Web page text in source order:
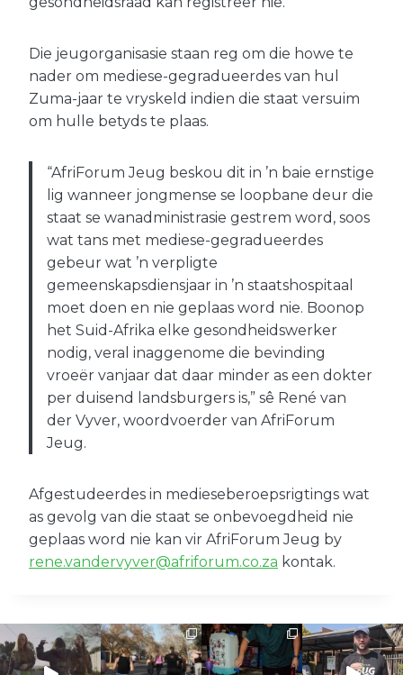
Die jeugorganisasie staan reg om die howe te
nader om mediese-gegradueerdes van hul
Zuma-jaar te vryskeld indien die staat versuim
om hulle betyds te plaas.
“AfriForum Jeug beskou dit in ’n baie ernstige
lig wanneer jongmense se loopbane deur die
staat se wanadministrasie gestrem word, soos
wat tans met mediese-gegradueerdes
gebeur wat ’n verpligte
gemeenskapsdiensjaar in ’n staatshospitaal
moet doen en nie geplaas word nie. Boonop
het Suid-Afrika elke gesondheidswerker
nodig, veral inaggenome die bevinding
vroeër vanjaar dat daar minder as een dokter
per duisend landsburgers is,” sê René van
der Vyver, woordvoerder van AfriForum
Jeug.
Afgestudeerdes in medieseberoepsrigtings wat
as gevolg van die staat se onbevoegdheid nie
geplaas word nie kan vir AfriForum Jeug by
rene.vandervyver@afriforum.co.za kontak.